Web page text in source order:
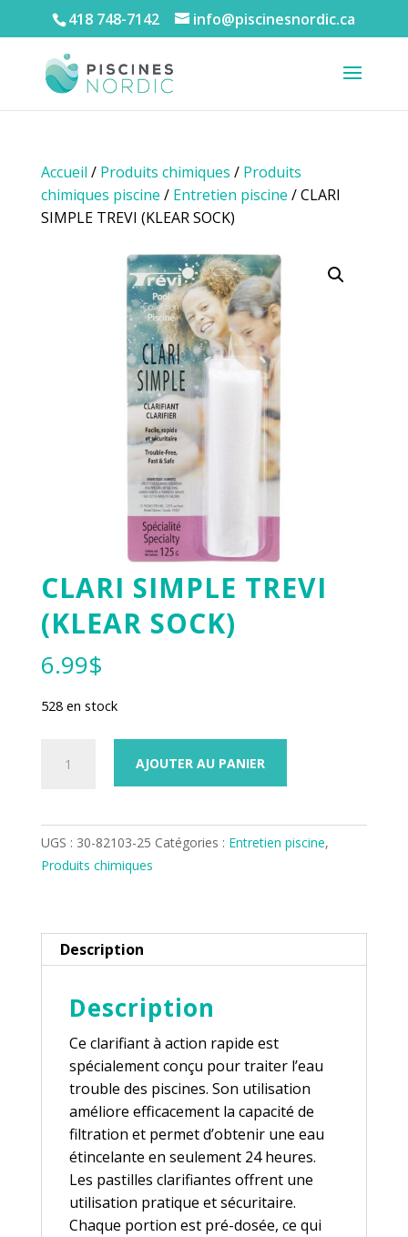
418 748-7142 info@piscinesnordic.ca
Accueil / Produits chimiques / Produits
chimiques piscine / Entretien piscine / CLARI
SIMPLE TREVI (KLEAR SOCK)
CLARI SIMPLE TREVI
(KLEAR SOCK)
6.99$
528 en stock
TREVI
(KLEAR
AJOUTER AU PANIER
UGS : 30-82103-25 Catégories : Entretien piscine,
Produits chimiques
Description
Description
Ce clarifiant à action rapide est
spécialement conçu pour traiter l’eau
trouble des piscines. Son utilisation
améliore efficacement la capacité de
filtration et permet d’obtenir une eau
étincelante en seulement 24 heures.
Les pastilles clarifiantes offrent une
utilisation pratique et sécuritaire.
Chaque portion est pré-dosée, ce qui